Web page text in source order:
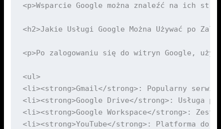
<p>Wsparcie Google można znaleźć na ich
<h2>Jakie Usługi Google Można Używać po
<p>Po zalogowaniu się do witryn Google,
<ul>
<li><strong>Gmail</strong>: Popularny
<li><strong>Google Drive</strong>: Usługa
<li><strong>Google Workspace</strong>:
<li><strong>YouTube</strong>: Platforma do